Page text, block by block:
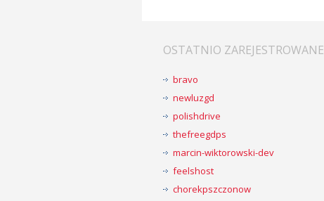
OSTATNIO ZAREJESTROWANE
bravo
newluzgd
polishdrive
thefreegdps
marcin-wiktorowski-dev
feelshost
chorekpszczonow